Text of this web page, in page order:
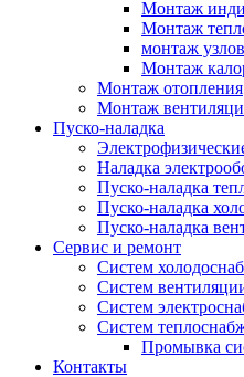
Монтаж
Монтаж
монтаж
Монтаж
Монтаж отопления
Монтаж
Пуско-наладка
Наладка
Пуско-наладка
Пуско-наладка
Пуско-наладка
Сервис и ремонт
Систем
Систем
Систем
Систем
Промывка
Контакты